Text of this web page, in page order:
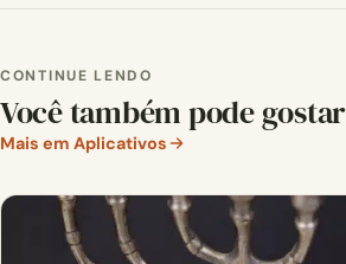
CONTINUE LENDO
Você também pode gostar
Mais em Aplicativos